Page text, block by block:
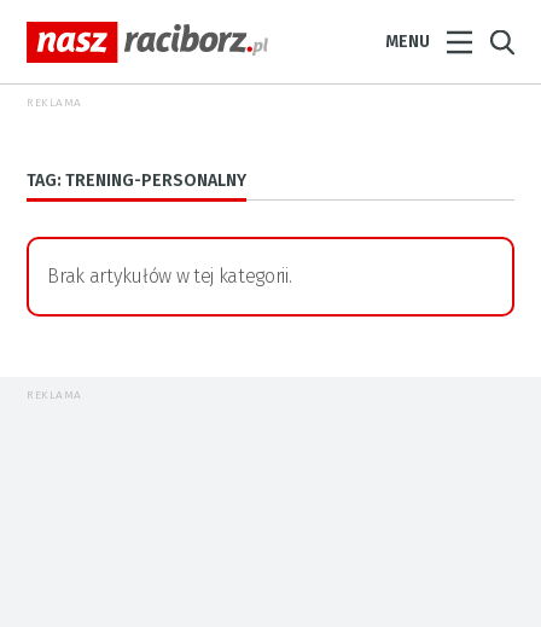
MENU
REKLAMA
TAG: TRENING-PERSONALNY
Brak artykułów w tej kategorii.
REKLAMA